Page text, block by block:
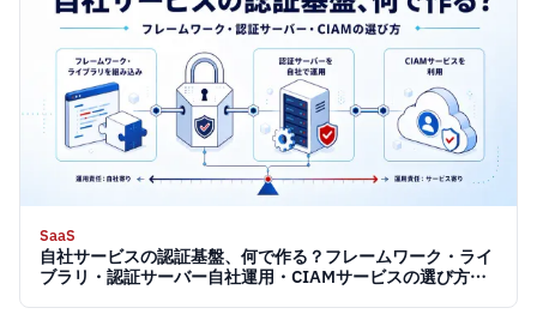
SaaS
自社サービスの認証基盤、何で作る？フレームワーク・ライ
ブラリ・認証サーバー自社運用・CIAMサービスの選び方